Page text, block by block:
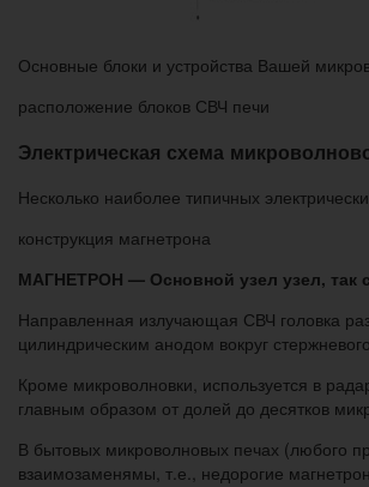
Основные блоки и устройства Вашей
расположение блоков СВЧ печи
Электрическая схема
Несколько наиболее типичных
конструкция магнетрона
МАГНЕТРОН — Основной узел узел, так
Направленная излучающая СВЧ головка
цилиндрическим анодом вокруг
Кроме микроволновки, используется в
главным образом от долей до десятков
В бытовых микроволновых печах (любого
взаимозаменямы, т.е., недорогие